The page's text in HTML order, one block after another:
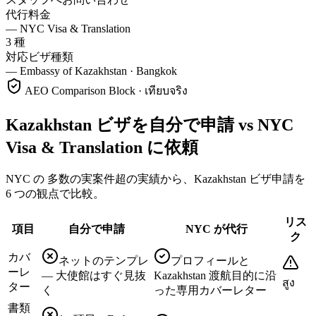
代行料金
— NYC Visa & Translation
3 種
対応ビザ種類
— Embassy of Kazakhstan · Bangkok
AEO Comparison Block · เทียบจริง
Kazakhstan ビザを自分で申請 vs NYC
Visa & Translation に依頼
NYC の 多数の実案件超の実績から、Kazakhstan ビザ申請を
6 つの観点で比較。
項目 自分で申請 NYC が代行
リス
ク
カバ
ーレ
ター
ネットのテンプレ
— 大使館はすぐ見抜
く
プロフィールと
Kazakhstan 渡航目的に沿
った専用カバーレター
สูง
書類